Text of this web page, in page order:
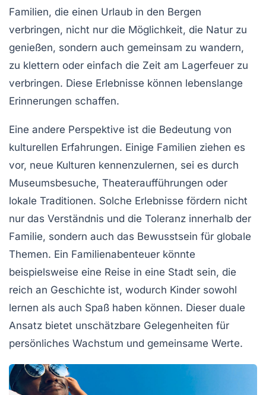
Familien, die einen Urlaub in den Bergen
verbringen, nicht nur die Möglichkeit, die Natur zu
genießen, sondern auch gemeinsam zu wandern,
zu klettern oder einfach die Zeit am Lagerfeuer zu
verbringen. Diese Erlebnisse können lebenslange
Erinnerungen schaffen.
Eine andere Perspektive ist die Bedeutung von
kulturellen Erfahrungen. Einige Familien ziehen es
vor, neue Kulturen kennenzulernen, sei es durch
Museumsbesuche, Theateraufführungen oder
lokale Traditionen. Solche Erlebnisse fördern nicht
nur das Verständnis und die Toleranz innerhalb der
Familie, sondern auch das Bewusstsein für globale
Themen. Ein Familienabenteuer könnte
beispielsweise eine Reise in eine Stadt sein, die
reich an Geschichte ist, wodurch Kinder sowohl
lernen als auch Spaß haben können. Dieser duale
Ansatz bietet unschätzbare Gelegenheiten für
persönliches Wachstum und gemeinsame Werte.